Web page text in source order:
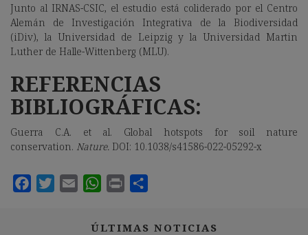
Junto al IRNAS-CSIC, el estudio está coliderado por el Centro
Alemán de Investigación Integrativa de la Biodiversidad
(iDiv), la Universidad de Leipzig y la Universidad Martin
Luther de Halle-Wittenberg (MLU).
REFERENCIAS
BIBLIOGRÁFICAS:
Guerra C.A. et al. Global hotspots for soil nature
conservation. Nature. DOI: 10.1038/s41586-022-05292-x
ÚLTIMAS NOTICIAS